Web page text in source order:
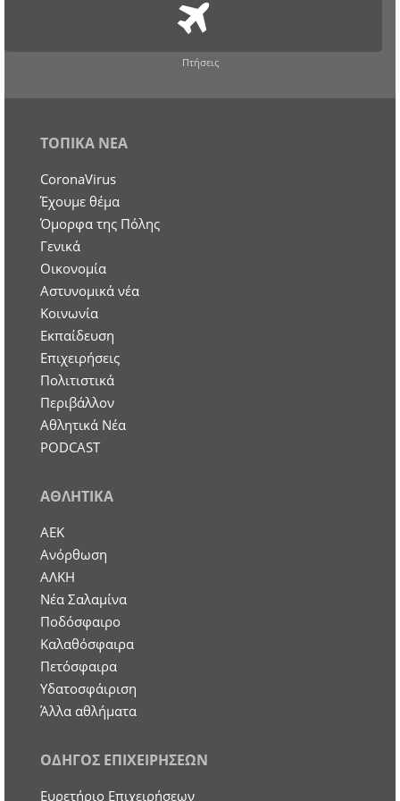
Πτήσεις
ΤΟΠΙΚΑ ΝΕΑ
CoronaVirus
Έχουμε θέμα
Όμορφα της Πόλης
Γενικά
Οικονομία
Aστυνομικά νέα
Κοινωνία
Εκπαίδευση
Επιχειρήσεις
Πολιτιστικά
Περιβάλλον
Αθλητικά Νέα
PODCAST
ΑΘΛΗΤΙΚΑ
ΑΕΚ
Ανόρθωση
ΑΛΚΗ
Νέα Σαλαμίνα
Ποδόσφαιρο
Καλαθόσφαιρα
Πετόσφαιρα
Υδατοσφάιριση
Άλλα αθλήματα
ΟΔΗΓΟΣ ΕΠΙΧΕΙΡΗΣΕΩΝ
Ευρετήριο Επιχειρήσεων